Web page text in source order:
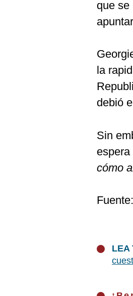
que se
la
debió
Sin
espera
cómo
LEA